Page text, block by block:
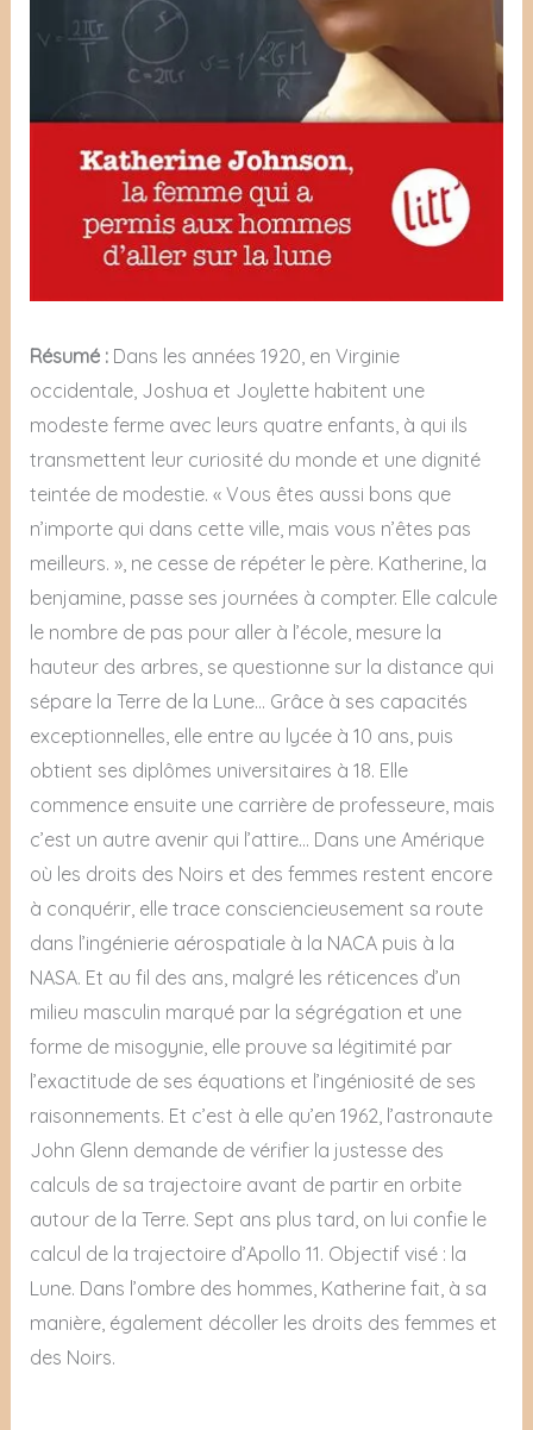
Résumé :Dans les années 1920, en Virginie
occidentale, Joshua et Joylette habitent une
modeste ferme avec leurs quatre enfants, à qui ils
transmettent leur curiosité du monde et une dignité
teintée de modestie. « Vous êtes aussi bons que
n’importe qui dans cette ville, mais vous n’êtes pas
meilleurs. », ne cesse de répéter le père. Katherine, la
benjamine, passe ses journées à compter. Elle calcule
le nombre de pas pour aller à l’école, mesure la
hauteur des arbres, se questionne sur la distance qui
sépare la Terre de la Lune… Grâce à ses capacités
exceptionnelles, elle entre au lycée à 10 ans, puis
obtient ses diplômes universitaires à 18. Elle
commence ensuite une carrière de professeure, mais
c’est un autre avenir qui l’attire… Dans une Amérique
où les droits des Noirs et des femmes restent encore
à conquérir, elle trace consciencieusement sa route
dans l’ingénierie aérospatiale à la NACA puis à la
NASA. Et au fil des ans, malgré les réticences d’un
milieu masculin marqué par la ségrégation et une
forme de misogynie, elle prouve sa légitimité par
l’exactitude de ses équations et l’ingéniosité de ses
raisonnements. Et c’est à elle qu’en 1962, l’astronaute
John Glenn demande de vérifier la justesse des
calculs de sa trajectoire avant de partir en orbite
autour de la Terre. Sept ans plus tard, on lui confie le
calcul de la trajectoire d’Apollo 11. Objectif visé : la
Lune. Dans l’ombre des hommes, Katherine fait, à sa
manière, également décoller les droits des femmes et
des Noirs.